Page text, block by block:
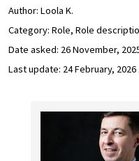
Author: Loola K.
Category: Role, Role
Date asked: 26 November,
Last update: 24 February, 2026